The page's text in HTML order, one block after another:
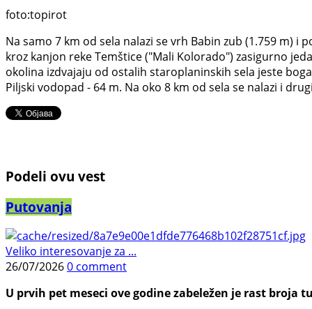
foto:topirot
Na samo 7 km od sela nalazi se vrh Babin zub (1.759 m) i
kroz kanjon reke Temštice ("Mali Kolorado") zasigurno
okolina izdvajaju od ostalih staroplaninskih sela jeste
Piljski vodopad - 64 m. Na oko 8 km od sela se nalazi i
Podeli ovu vest
Putovanja
Veliko interesovanje za ...
26/07/20260 comment
U prvih pet meseci ove godine zabeležen je rast